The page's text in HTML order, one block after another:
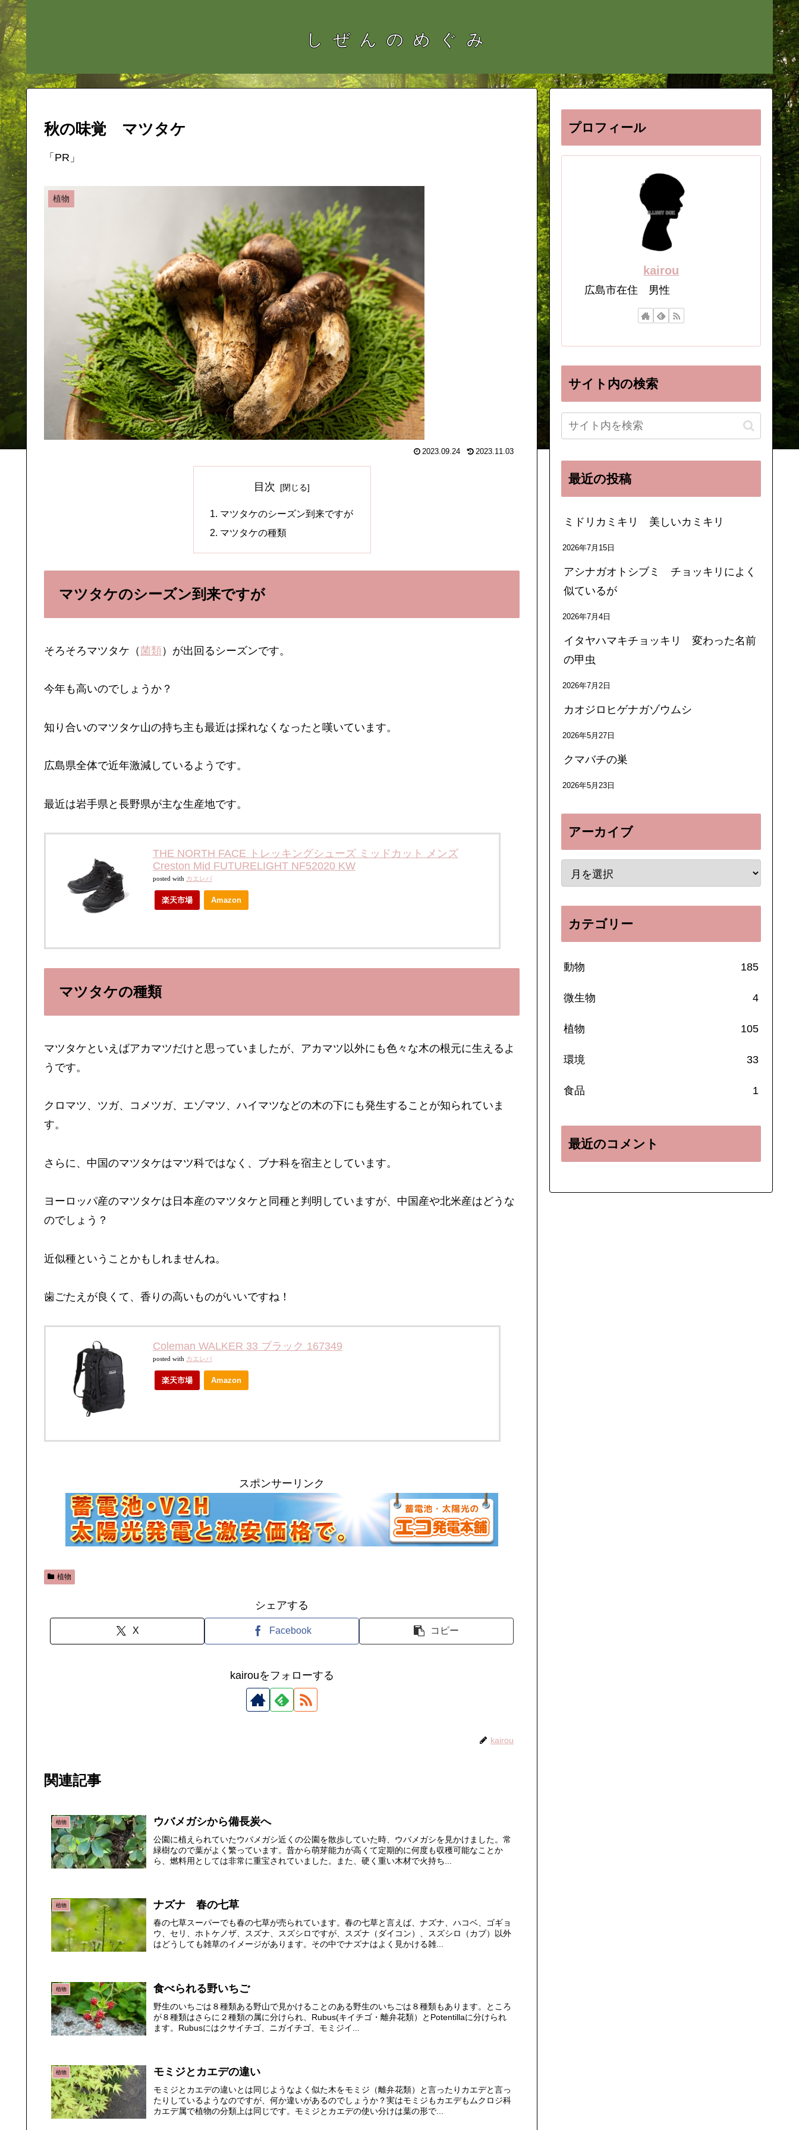
しぜんのめぐみ
秋の味覚 マツタケ
「PR」
植物
2023.09.24 2023.11.03
目次
マツタケのシーズン到来ですが
マツタケの種類
マツタケのシーズン到来ですが
そろそろマツタケ（菌類 ）が出回るシーズンです。
今年も高いのでしょうか？
知り合いのマツタケ山の持ち主も最近は採れなくなったと嘆いています。
広島県全体で近年激減しているようです。
最近は岩手県と長野県が主な生産地です。
THE NORTH FACE トレッキングシューズ ミッドカット メンズ
Creston Mid FUTURELIGHT NF52020 KW
posted with カエレバ
楽天市場 Amazon
マツタケの種類
マツタケといえばアカマツだけと思っていましたが、アカマツ以外にも色々な木の根元に生えるよ
うです。
クロマツ、ツガ、コメツガ、エゾマツ、ハイマツなどの木の下にも発生することが知られていま
す。
さらに、中国のマツタケはマツ科ではなく、ブナ科を宿主としています。
ヨーロッパ産のマツタケは日本産のマツタケと同種と判明していますが、中国産や北米産はどうな
のでしょう？
近似種ということかもしれませんね。
歯ごたえが良くて、香りの高いものがいいですね！
Coleman WALKER 33 ブラック 167349
posted with カエレバ
楽天市場 Amazon
スポンサーリンク
植物
シェアする
X Facebook コピー
kairouをフォローする
kairou
関連記事
植物 ウバメガシから備長炭へ
公園に植えられていたウバメガシ近くの公園を散歩していた時、ウバメガシを見かけました。常
緑樹なので葉がよく繁っています。昔から萌芽能力が高くて定期的に何度も収穫可能なことか
ら、燃料用としては非常に重宝されていました。また、硬く重い木材で火持ち...
植物 ナズナ 春の七草
春の七草スーパーでも春の七草が売られています。春の七草と言えば、ナズナ、ハコベ、ゴギョ
ウ、セリ、ホトケノザ、スズナ、スズシロですが、スズナ（ダイコン）、スズシロ（カブ）以外
はどうしても雑草のイメージがあります。その中でナズナはよく見かける雑...
植物 食べられる野いちご
野生のいちごは８種類ある野山で見かけることのある野生のいちごは８種類もあります。ところ
が８種類はさらに２種類の属に分けられ、Rubus(キイチゴ・離弁花類）とPotentillaに分けられ
ます。Rubusにはクサイチゴ、ニガイチゴ、モミジイ...
植物 モミジとカエデの違い
モミジとカエデの違いとは同じようなよく似た木をモミジ（離弁花類）と言ったりカエデと言っ
たりしているようなのですが、何か違いがあるのでしょうか？実はモミジもカエデもムクロジ科
カエデ属で植物の分類上は同じです。モミジとカエデの使い分けは葉の形で...
プロフィール
kairou
広島市在住 男性
サイト内の検索
最近の投稿
ミドリカミキリ 美しいカミキリ
2026年7月15日
アシナガオトシブミ チョッキリによく
似ているが
2026年7月4日
イタヤハマキチョッキリ 変わった名前
の甲虫
2026年7月2日
カオジロヒゲナガゾウムシ
2026年5月27日
クマバチの巣
2026年5月23日
アーカイブ
カテゴリー
動物 185
微生物 4
植物 105
環境 33
食品 1
最近のコメント